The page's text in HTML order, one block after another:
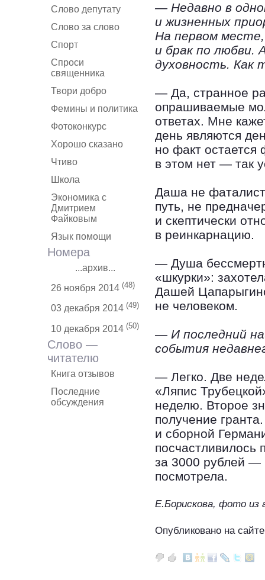
Слово депутату
Слово за слово
Спорт
Спроси
священника
Твори добро
Фемины и политика
Фотоконкурс
Хорошо сказано
Чтиво
Школа
Экономика с
Дмитрием
Файковым
Язык помощи
Номера
...архив...
26 ноября 2014 (48)
03 декабря 2014 (49)
10 декабря 2014 (50)
Слово —
читателю
Книга отзывов
Последние
обсуждения
— Недавно в
и жизненных
На первом
и брак по любви.
духовность.
— Да, странное
опрашиваемые
ответах. Мне
день являются
но факт остается
в этом нет — так
Даша не
путь, не
и скептически
в реинкарнацию.
— Душа
«шкурки»:
Дашей
не человеком.
— И последний
события
— Легко. Две
«Ляпис
неделю. Второе
получение
и сборной
посчастливилось
за 3000 рублей —
посмотрела.
Е.Борискова, фото из
Опубликовано на